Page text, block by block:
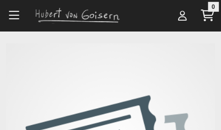
Zum Hauptinhalt springen 0
Alle Artikel
Veranstaltungsorte